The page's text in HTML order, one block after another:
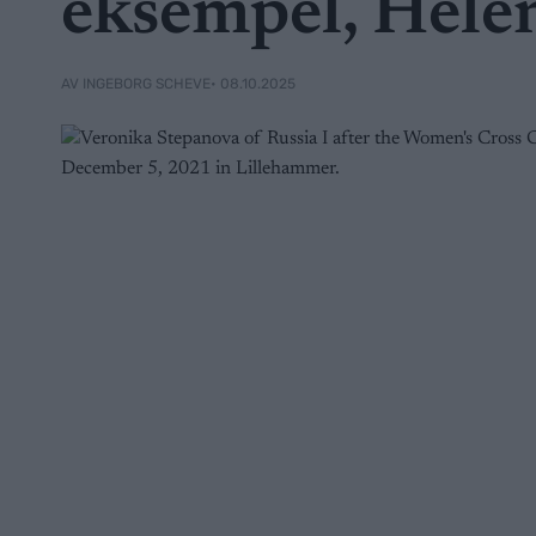
eksempel,
AV INGEBORG SCHEVE• 08.10.2025